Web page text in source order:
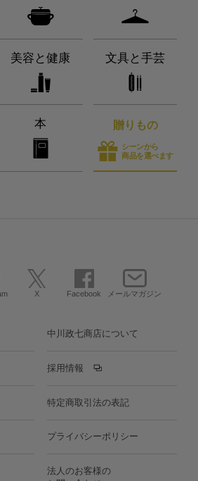
美容と健康 文具と手芸
本 贈りもの
シーンから
商品を選べます
X Facebook メールマガジン
中川政七商店について
採用情報
特定商取引法の表記
プライバシーポリシー
法人のお客様の